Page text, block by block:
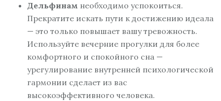
Дельфинам необходимо успокоиться.
Прекратите искать пути к достижению идеала
— это только повышает вашу тревожность.
Используйте вечерние прогулки для более
комфортного и спокойного сна —
урегулирование внутренней психологической
гармонии сделает из вас
высокоэффективного человека.